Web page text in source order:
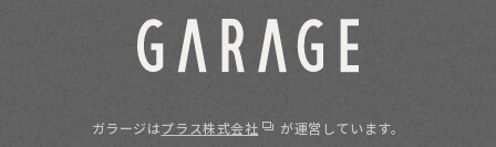
ガラージはプラス株式会社 が運営しています。